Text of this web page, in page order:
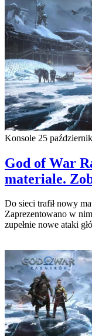
Konsole 25
God of War
materiale.
Do sieci trafił nowy
Zaprezentowano w
zupełnie nowe ataki